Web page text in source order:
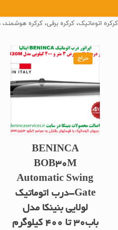
کرکره اتوماتیک، کرکره برقی، کرکره
حراج
BENINCA
BOB30M
Automatic Swing
Gate-درب اتوماتیک
لولایی بنینکا مدل
باب30 تا 400 کیلوگرم